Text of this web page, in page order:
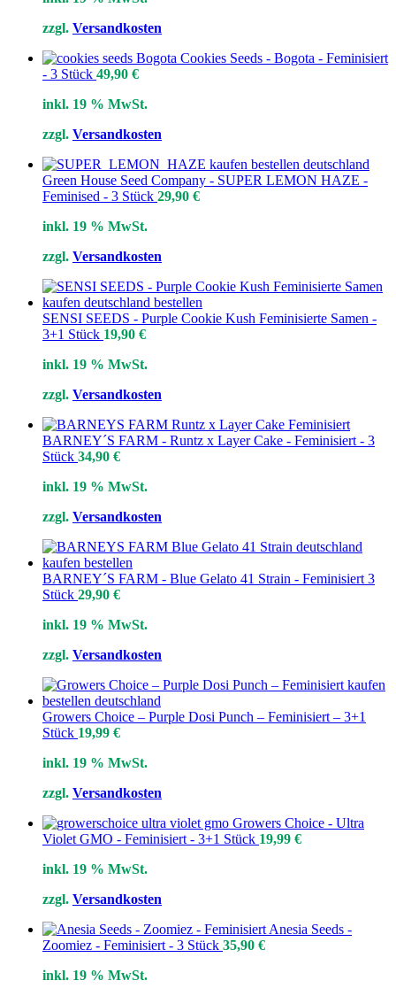
zzgl. Versandkosten
Cookies Seeds - Bogota - Feminisiert
- 3 Stück 49,90 €
inkl. 19 % MwSt.
zzgl. Versandkosten
Green House Seed Company - SUPER LEMON HAZE -
Feminised - 3 Stück 29,90 €
inkl. 19 % MwSt.
zzgl. Versandkosten
SENSI SEEDS - Purple Cookie Kush Feminisierte Samen -
3+1 Stück 19,90 €
inkl. 19 % MwSt.
zzgl. Versandkosten
BARNEY´S FARM - Runtz x Layer Cake - Feminisiert - 3
Stück 34,90 €
inkl. 19 % MwSt.
zzgl. Versandkosten
BARNEY´S FARM - Blue Gelato 41 Strain - Feminisiert 3
Stück 29,90 €
inkl. 19 % MwSt.
zzgl. Versandkosten
Growers Choice – Purple Dosi Punch – Feminisiert – 3+1
Stück 19,99 €
inkl. 19 % MwSt.
zzgl. Versandkosten
Growers Choice - Ultra
Violet GMO - Feminisiert - 3+1 Stück 19,99 €
inkl. 19 % MwSt.
zzgl. Versandkosten
Anesia Seeds -
Zoomiez - Feminisiert - 3 Stück 35,90 €
inkl. 19 % MwSt.